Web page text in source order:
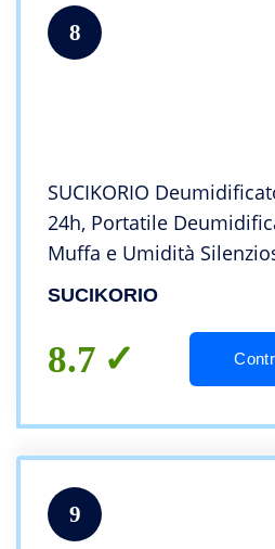
8
SUCIKORIO
24h, Portatile
Muffa e Umidità
40㎡(100m³) Con Tanica
Automatico
SUCIKORIO
8.7
9